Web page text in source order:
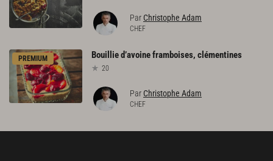
Par Christophe Adam
CHEF
PREMIUM Bouillied’avoineframboises, clémentines
20
Par Christophe Adam
CHEF